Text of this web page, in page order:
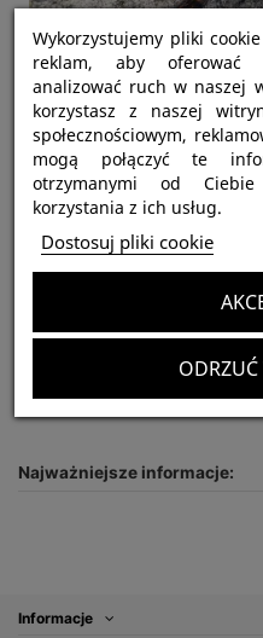
Kliknij,
Ephebopus
Obecnie brak na stanie
500,00 zł
Brutto
Najważniejsze informacje:
Informacje
Wykorzystujemy pliki
reklam, aby oferować
analizować ruch w naszej
korzystasz z naszej
społecznościowym,
mogą połączyć te
otrzymanymi od
korzystania z ich usług.
Dostosuj pliki cookie
ODRZUĆ